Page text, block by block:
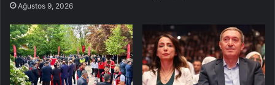
Ağustos 9, 2026